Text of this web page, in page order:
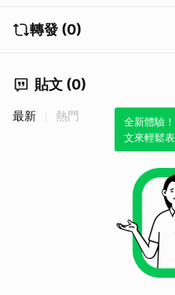
味，搭配熱白飯品嚐最是過癮，掮
是唯一親密的語言。
彩椒, 100g
馬鈴薯, 100g
蔥花, 適量
轉發 (0)
貼文 (0)
全新體驗
文來輕鬆
最新 熱門